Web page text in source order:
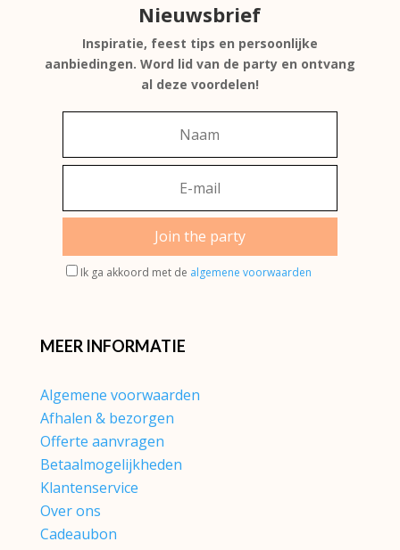
Nieuwsbrief
Inspiratie, feest tips en persoonlijke
aanbiedingen. Word lid van de party en ontvang
al deze voordelen!
Join the party
Ik ga akkoord met de algemene voorwaarden
MEER INFORMATIE
Algemene voorwaarden
Afhalen & bezorgen
Offerte aanvragen
Betaalmogelijkheden
Klantenservice
Over ons
Cadeaubon